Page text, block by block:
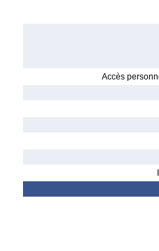
Accès